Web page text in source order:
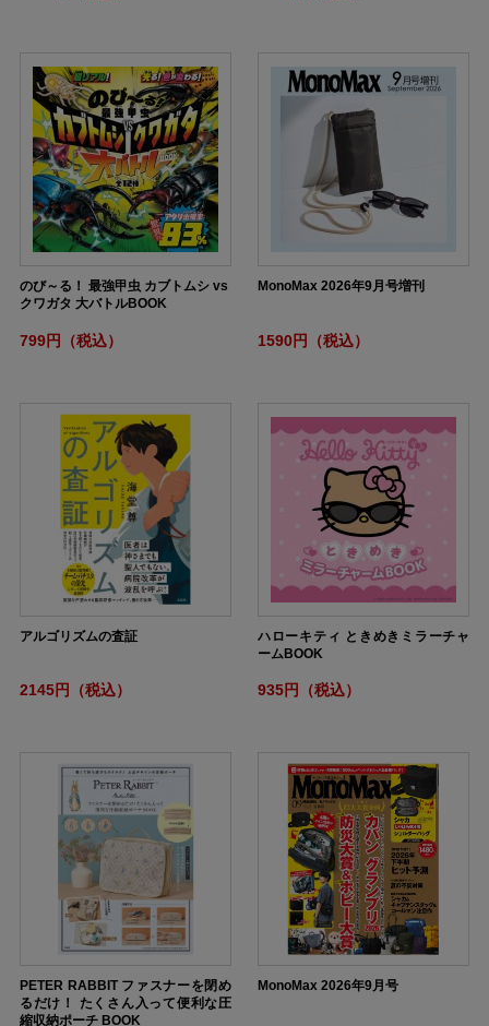
のび～る！ 最強甲虫 カブトムシ vs
クワガタ 大バトルBOOK
799円（税込）
MonoMax 2026年9月号増刊
1590円（税込）
アルゴリズムの査証
2145円（税込）
ハローキティ ときめきミラーチャ
ームBOOK
935円（税込）
PETER RABBIT ファスナーを閉め
るだけ！ たくさん入って便利な圧
縮収納ポーチ BOOK
MonoMax 2026年9月号